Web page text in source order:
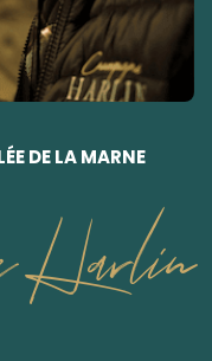
DE LA MARNE
Harlin